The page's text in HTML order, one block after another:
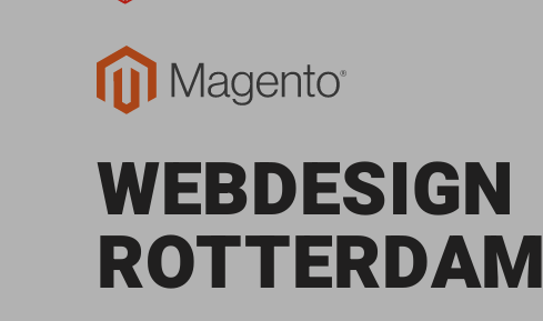
WEBDESIGN
ROTTERDAM